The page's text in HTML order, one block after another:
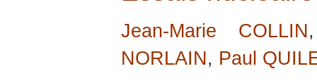
Jean-Marie COLLIN
NORLAIN, Paul